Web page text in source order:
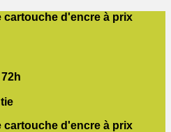
cartouche d'encre à prix
cartouche d'encre à prix